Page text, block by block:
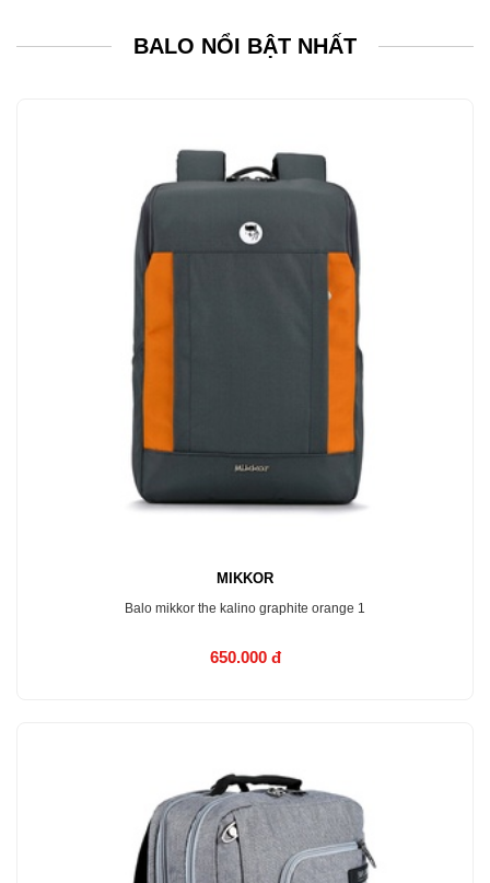
BALO NỔI BẬT NHẤT
MIKKOR
Balo mikkor the kalino graphite orange 1
650.000 đ